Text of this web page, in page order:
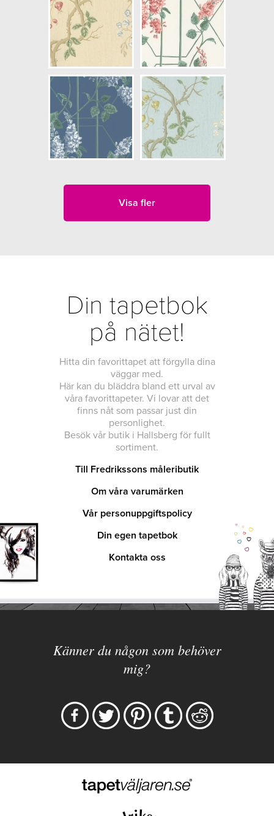
Visa fler
Din tapetbok
på nätet!
Hitta din favorittapet att förgylla dina
väggar med.
Här kan du bläddra bland ett urval av
våra favorittapeter. Vi lovar att det
finns nåt som passar just din
personlighet.
Besök vår butik i Hallsberg för fullt
sortiment.
Till Fredrikssons måleributik
Om våra varumärken
Vår personuppgiftspolicy
Din egen tapetbok
Kontakta oss
Känner du någon som behöver
mig?